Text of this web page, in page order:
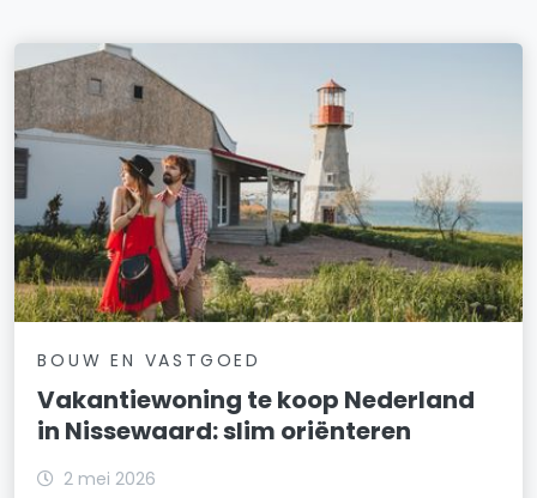
BOUW EN VASTGOED
Vakantiewoning te koop Nederland
in Nissewaard: slim oriënteren
2 mei 2026